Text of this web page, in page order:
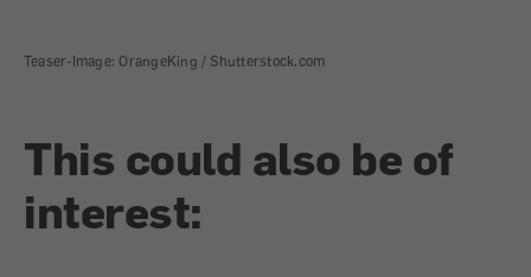
Teaser-Image: OrangeKing / Shutterstock.com
This could also be of
interest: